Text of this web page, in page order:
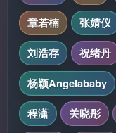
章若楠
张婧仪
刘浩存
祝绪丹
杨颖Angelababy
程潇
关晓彤